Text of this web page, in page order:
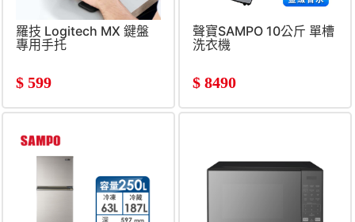
羅技 Logitech MX 鍵盤
專用手托
$ 599
聲寶SAMPO 10公斤 單槽
洗衣機
$ 8490